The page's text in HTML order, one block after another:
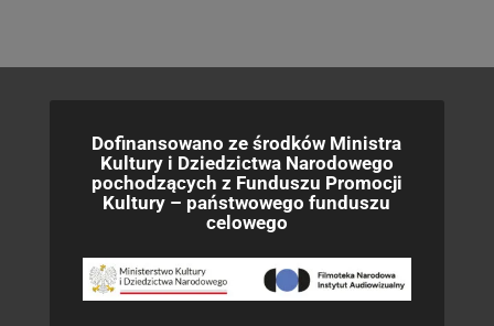
Dofinansowano ze środków Ministra
Kultury i Dziedzictwa Narodowego
pochodzących z Funduszu Promocji
Kultury – państwowego funduszu
celowego